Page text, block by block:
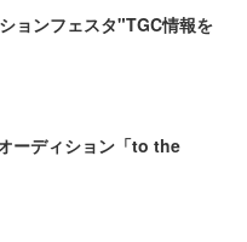
ョンフェスタ"TGC情報を
ーディション「to the